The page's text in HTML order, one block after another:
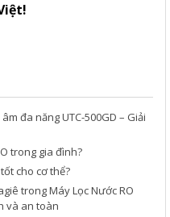
đa năng UTC-500GD – Giải
trong gia đình?
cho cơ thể?
trong Máy Lọc Nước RO
và an toàn